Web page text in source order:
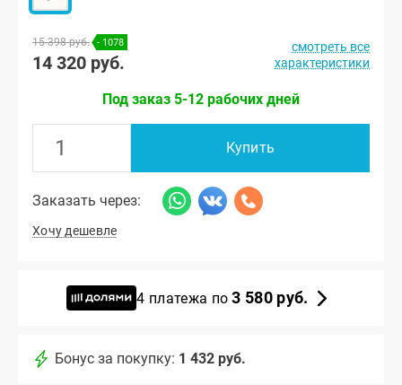
15 398 руб. - 1078
14 320 руб.
смотреть все
характеристики
Под заказ 5-12 рабочих дней
Купить
Заказать через:
Хочу дешевле
4 платежа по3 580 руб.
Бонус за покупку: 1 432 руб.